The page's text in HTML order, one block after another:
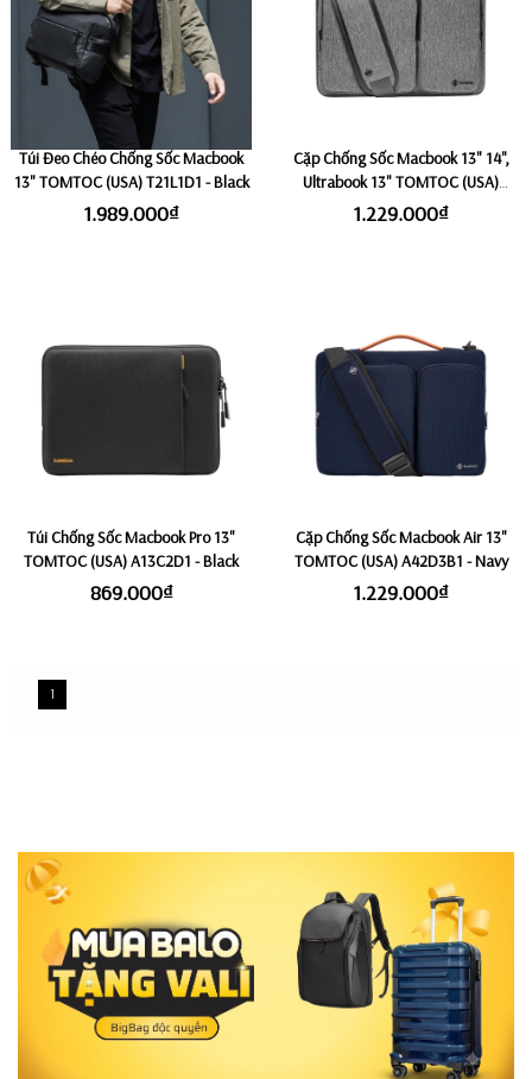
Túi Đeo Chéo Chống Sốc Macbook
13" TOMTOC (USA) T21L1D1 - Black
1.989.000₫
Cặp Chống Sốc Macbook 13" 14",
Ultrabook 13" TOMTOC (USA)
A42D3G3 - Grey
1.229.000₫
Túi Chống Sốc Macbook Pro 13"
TOMTOC (USA) A13C2D1 - Black
869.000₫
Cặp Chống Sốc Macbook Air 13"
TOMTOC (USA) A42D3B1 - Navy
1.229.000₫
1